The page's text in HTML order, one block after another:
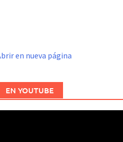
en nueva página
EN YOUTUBE